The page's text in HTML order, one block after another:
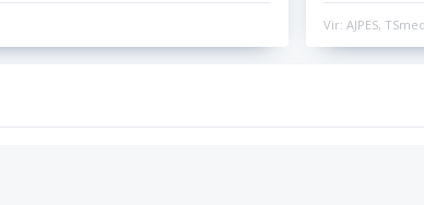
Vir: AJPES,